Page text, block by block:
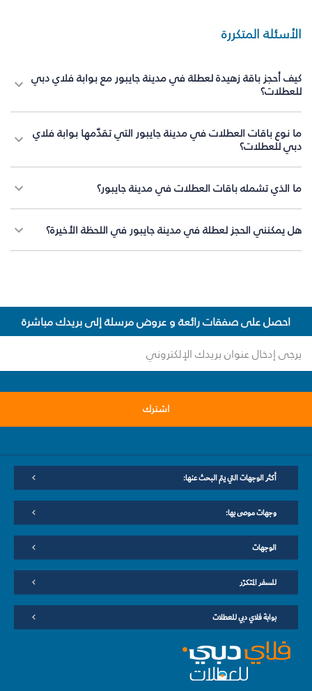
الأسئلة المتكررة
كيف أحجز باقة زهيدة لعطلة في مدينة جايبور مع بوابة فلاي دبي
للعطلات؟
ما نوع باقات العطلات في مدينة جايبور التي تقدّمها بوابة فلاي
دبي للعطلات؟
ما الذي تشمله باقات العطلات في مدينة جايبور؟
هل يمكنني الحجز لعطلة في مدينة جايبور في اللحظة الأخيرة؟
احصل على صفقات رائعة و عروض مرسلة إلى بريدك مباشرة
اشترك
أكثر الوجهات التي يتم البحث عنها:
وجهات موصى بها:
الوجهات
للسفر المتكرّر
بوابة فلاي دبي للعطلات